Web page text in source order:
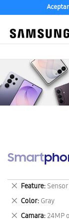
Feature
Eliminar
este
artículo
Color Gray
Eliminar
este
Camara 24MP
Eliminar